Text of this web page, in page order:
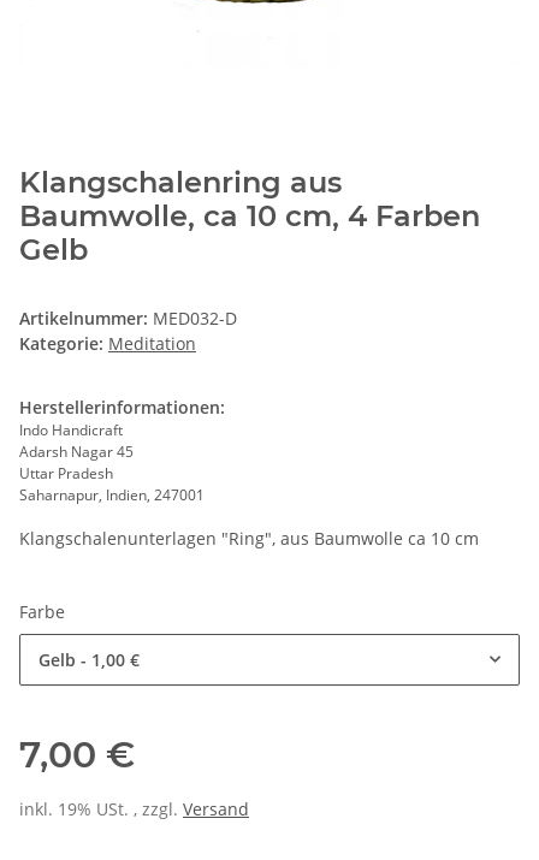
Klangschalenring aus
Baumwolle, ca 10 cm, 4 Farben
Gelb
Artikelnummer: MED032-D
Kategorie: Meditation
Herstellerinformationen:
Indo Handicraft
Adarsh Nagar 45
Uttar Pradesh
Saharnapur, Indien, 247001
Klangschalenunterlagen "Ring", aus Baumwolle ca 10 cm
Farbe
Gelb - 1,00 €
7,00 €
inkl. 19% USt. , zzgl. Versand